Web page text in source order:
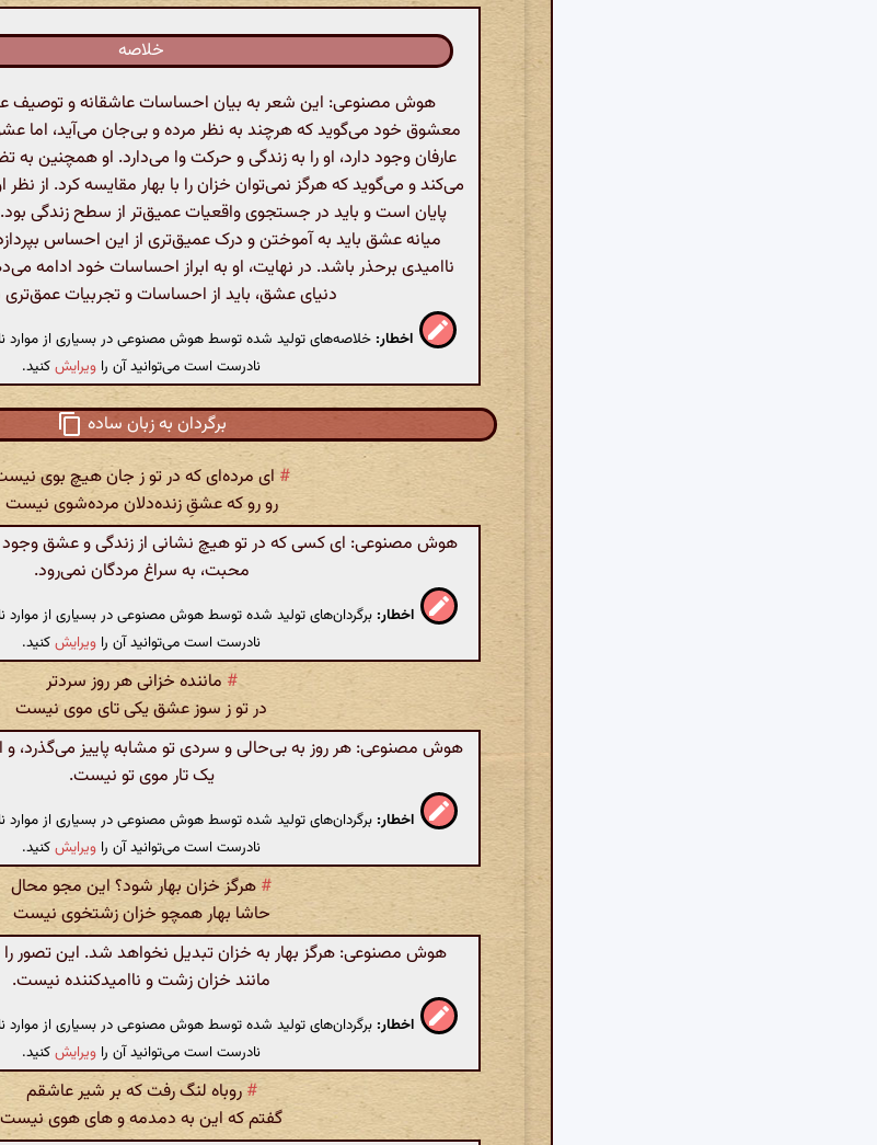
خلاصه
هوش مصنوعی: این شعر به بیان احساسات عاشقانه و توصیف
معشوق خود می‌گوید که هرچند به نظر مرده و بی‌جان می‌آید، اما
عارفان وجود دارد، او را به زندگی و حرکت وا می‌دارد. او همچنین به
می‌کند و می‌گوید که هرگز نمی‌توان خزان را با بهار مقایسه کرد. از
پایان است و باید در جستجوی واقعیات عمیق‌تر از سطح زندگی
میانه‌ عشق باید به آموختن و درک عمیق‌تری از این احساس
ناامیدی برحذر باشد. در نهایت، او به ابراز احساسات خود ادامه
دنیای عشق، باید از احساسات و تجربیات عمق‌تری
اخطار: خلاصه‌های تولید شده توسط هوش مصنوعی در بسیاری از موارد
نادرست است می‌توانید آن را ویرایشکنید.
برگردان به زبان ساده
# ای مرده‌ای که در تو ز جان هیچ بوی
رو رو که عشقِ زنده‌دلان مرده‌شوی نیست
هوش مصنوعی: ای کسی که در تو هیچ نشانی از زندگی و عشق وجود
محبت، به سراغ مردگان نمی‌رود.
اخطار: برگردان‌های تولید شده توسط هوش مصنوعی در بسیاری از موارد
نادرست است می‌توانید آن را ویرایشکنید.
# ماننده‌ خزانی هر روز سردتر
در تو ز سوز عشق یکی تای موی نیست
هوش مصنوعی: هر روز به بی‌حالی و سردی تو مشابه پاییز می‌گذرد،
یک تار موی تو نیست.
اخطار: برگردان‌های تولید شده توسط هوش مصنوعی در بسیاری از موارد
نادرست است می‌توانید آن را ویرایشکنید.
# هرگز خزان بهار شود؟ این مجو محال
حاشا بهار همچو خزان زشتخوی نیست
هوش مصنوعی: هرگز بهار به خزان تبدیل نخواهد شد. این تصور را
مانند خزان زشت و ناامیدکننده نیست.
اخطار: برگردان‌های تولید شده توسط هوش مصنوعی در بسیاری از موارد
نادرست است می‌توانید آن را ویرایشکنید.
# روباه لنگ رفت که بر شیر عاشقم
گفتم که این به دمدمه و های هوی نیست